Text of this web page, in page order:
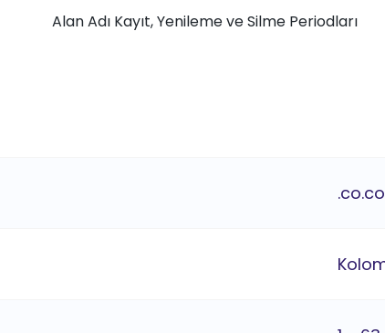
Alan Adı Kayıt, Yenileme ve Silme Periodları